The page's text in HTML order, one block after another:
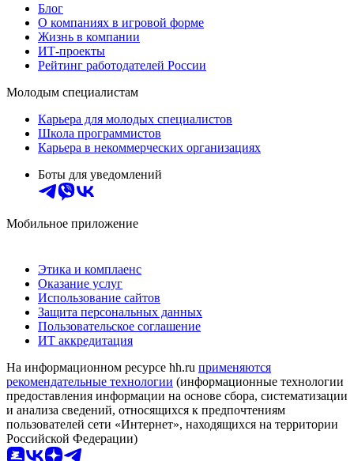
Блог
О компаниях в игровой форме
Жизнь в компании
ИТ-проекты
Рейтинг работодателей России
Молодым специалистам
Карьера для молодых специалистов
Школа программистов
Карьера в некоммерческих организациях
Боты для уведомлений
Мобильное приложение
Этика и комплаенс
Оказание услуг
Использование сайтов
Защита персональных данных
Пользовательское соглашение
ИТ аккредитация
На информационном ресурсе hh.ru применяются
рекомендательные технологии (информационные технологии
предоставления информации на основе сбора, систематизации
и анализа сведений, относящихся к предпочтениям
пользователей сети «Интернет», находящихся на территории
Российской Федерации)